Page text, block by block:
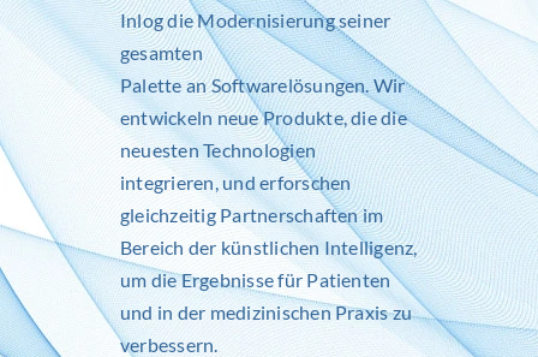
Inlogdie Modernisierung seiner
gesamten
Palette an Softwarelösungen. Wir
entwickeln neue Produkte, die die
neuesten Technologien
integrieren, und erforschen
gleichzeitig Partnerschaften im
Bereich der künstlichen Intelligenz,
um die Ergebnisse für Patienten
und in der medizinischen Praxis zu
verbessern.